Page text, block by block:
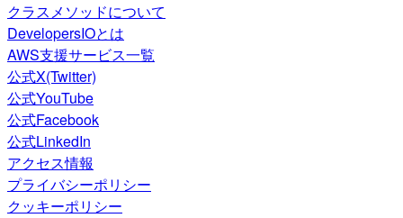
クラスメソッドについて
DevelopersIOとは
AWS支援サービス一覧
公式X(Twitter)
公式YouTube
公式Facebook
公式LinkedIn
アクセス情報
プライバシーポリシー
クッキーポリシー